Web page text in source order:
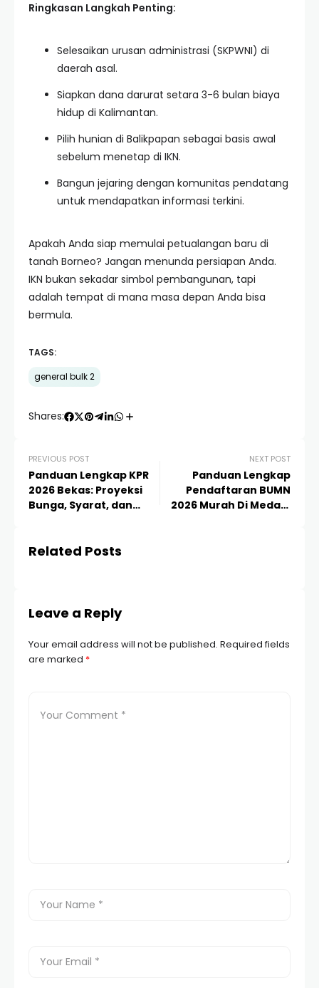
Ringkasan Langkah Penting:
Selesaikan urusan administrasi (SKPWNI) di
daerah asal.
Siapkan dana darurat setara 3-6 bulan biaya
hidup di Kalimantan.
Pilih hunian di Balikpapan sebagai basis awal
sebelum menetap di IKN.
Bangun jejaring dengan komunitas pendatang
untuk mendapatkan informasi terkini.
Apakah Anda siap memulai petualangan baru di
tanah Borneo? Jangan menunda persiapan Anda.
IKN bukan sekadar simbol pembangunan, tapi
adalah tempat di mana masa depan Anda bisa
bermula.
TAGS:
general bulk 2
Shares:
PREVIOUS POST
Panduan Lengkap KPR
2026 Bekas: Proyeksi
Bunga, Syarat, dan
NEXT POST
Panduan Lengkap
Pendaftaran BUMN
2026 Murah Di Medan:
Related Posts
Leave a Reply
Your email address will not be published. Required fields
are marked *